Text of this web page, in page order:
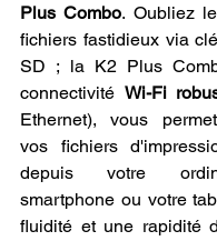
Plus Combo. Oubliez
fichiers fastidieux via
SD ; la K2 Plus
connectivité Wi-Fi
Ethernet), vous
vos fichiers
depuis votre
smartphone ou votre
fluidité et une rapidité